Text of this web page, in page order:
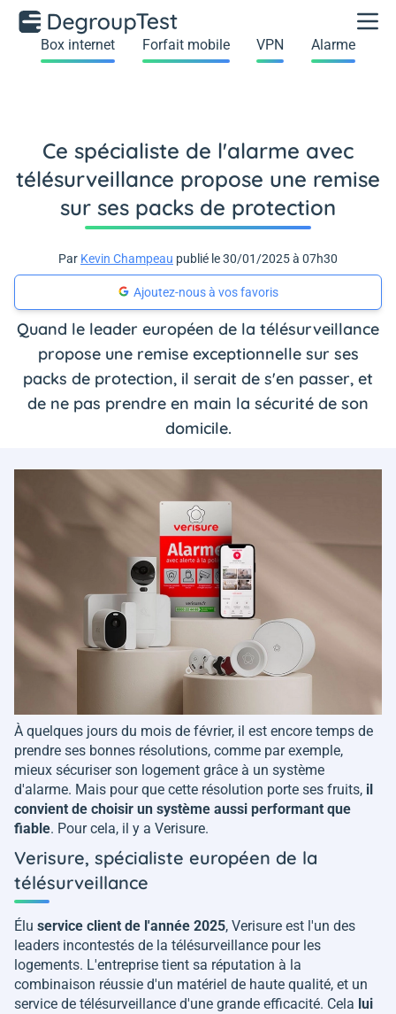
Box internet Forfait mobile VPN Alarme
Ce spécialiste de l'alarme avec
télésurveillance propose une remise
sur ses packs de protection
Par Kevin Champeau publié le 30/01/2025 à 07h30
Ajoutez-nous à vos favoris
Quand le leader européen de la télésurveillance
propose une remise exceptionnelle sur ses
packs de protection, il serait de s'en passer, et
de ne pas prendre en main la sécurité de son
domicile.
À quelques jours du mois de février, il est encore temps de
prendre ses bonnes résolutions, comme par exemple,
mieux sécuriser son logement grâce à un système
d'alarme. Mais pour que cette résolution porte ses fruits, il
convient de choisir un système aussi performant que
fiable. Pour cela, il y a Verisure.
Verisure, spécialiste européen de la
télésurveillance
Élu service client de l'année 2025, Verisure est l'un des
leaders incontestés de la télésurveillance pour les
logements. L'entreprise tient sa réputation à la
combinaison réussie d'un matériel de haute qualité, et un
service de télésurveillance d'une grande efficacité. Cela lui